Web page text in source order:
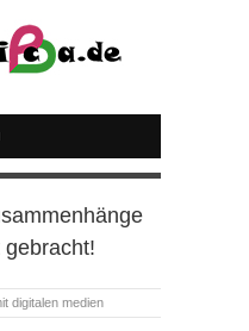
digitalen medien